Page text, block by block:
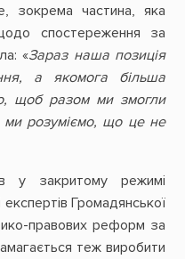
зокрема частина, яка
спостереження за
«Зараз наша позиція
а якомога більша
щоб разом ми змогли
ми розуміємо, що це не
у закритому режимі
Громадянської
правових реформ за
теж виробити